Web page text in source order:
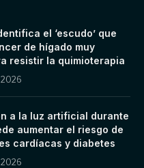
el ‘escudo’ que
de hígado muy
resistir la quimioterapia
a la luz artificial durante
aumentar el riesgo de
cardíacas y diabetes